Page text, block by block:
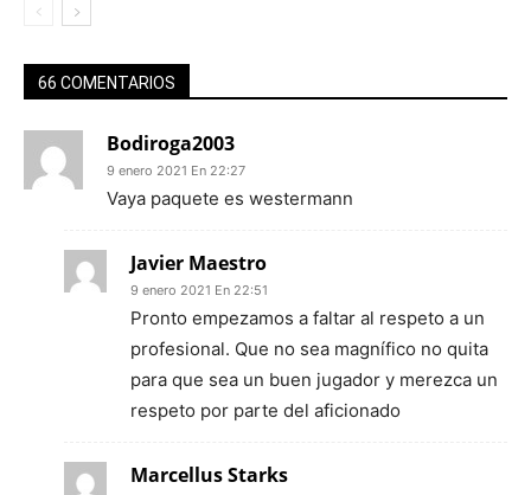
66 COMENTARIOS
Bodiroga2003
9 enero 2021 En 22:27
Vaya paquete es westermann
Javier Maestro
9 enero 2021 En 22:51
Pronto empezamos a faltar al respeto a un
profesional. Que no sea magnífico no quita
para que sea un buen jugador y merezca un
respeto por parte del aficionado
Marcellus Starks